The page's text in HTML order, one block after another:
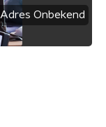
Adres Onbekend